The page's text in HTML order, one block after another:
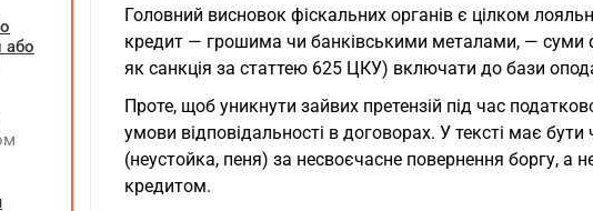
або
Головний висновок фіскальних органів є цілком
кредит — грошима чи банківськими металами, — суми
як санкція за статтею 625 ЦКУ) включати до бази
Проте, щоб уникнути зайвих претензій під час
умови відповідальності в договорах. У тексті має
(неустойка, пеня) за несвоєчасне повернення боргу,
кредитом.